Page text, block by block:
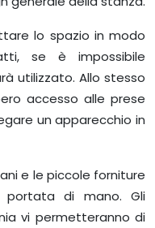
lo spazio in modo
se è impossibile
utilizzato. Allo stesso
accesso alle prese
un apparecchio in
e le piccole forniture
portata di mano. Gli
vi permetteranno di